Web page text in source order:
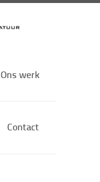
Ons werk
Contact